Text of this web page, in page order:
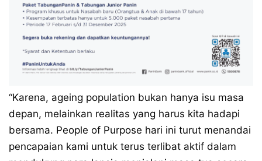
“Karena, ageing population bukan hanya isu masa
depan, melainkan realitas yang harus kita hadapi
bersama. People of Purpose hari ini turut menandai
pencapaian kami untuk terus terlibat aktif dalam